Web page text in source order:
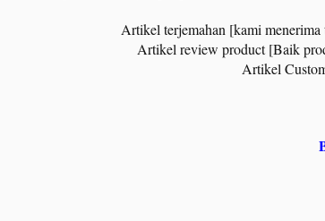
Artikel terjemahan [kami menerima
Artikel review product [Baik
Artikel